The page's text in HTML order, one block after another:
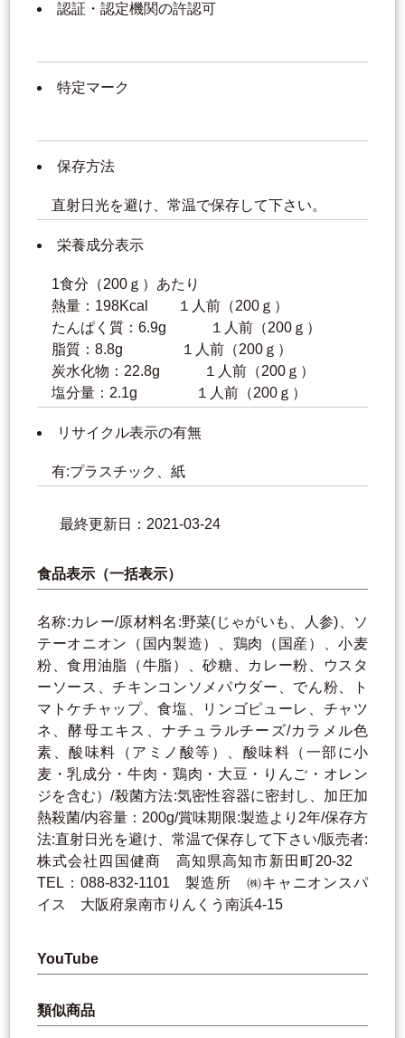
認証・認定機関の許認可
特定マーク
保存方法
直射日光を避け、常温で保存して下さい。
栄養成分表示
1食分（200ｇ）あたり
熱量：198Kcal １人前（200ｇ）
たんぱく質：6.9g １人前（200ｇ）
脂質：8.8g １人前（200ｇ）
炭水化物：22.8g １人前（200ｇ）
塩分量：2.1g １人前（200ｇ）
リサイクル表示の有無
有:プラスチック、紙
最終更新日：2021-03-24
食品表示（一括表示）
名称:カレー/原材料名:野菜(じゃがいも、人参)、ソ
テーオニオン（国内製造）、鶏肉（国産）、小麦
粉、食用油脂（牛脂）、砂糖、カレー粉、ウスタ
ーソース、チキンコンソメパウダー、でん粉、ト
マトケチャップ、食塩、リンゴピューレ、チャツ
ネ、酵母エキス、ナチュラルチーズ/カラメル色
素、酸味料（アミノ酸等）、酸味料（一部に小
麦・乳成分・牛肉・鶏肉・大豆・りんご・オレン
ジを含む）/殺菌方法:気密性容器に密封し、加圧加
熱殺菌/内容量：200g/賞味期限:製造より2年/保存方
法:直射日光を避け、常温で保存して下さい/販売者:
株式会社四国健商 高知県高知市新田町20-32
TEL：088-832-1101 製造所 ㈱キャニオンスパ
イス 大阪府泉南市りんくう南浜4-15
YouTube
類似商品